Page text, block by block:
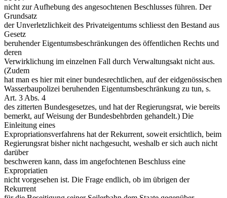
nicht zur Aufhebung des angesochtenen Beschlusses führen. Der
Grundsatz
der Unverletzlichkeit des Privateigentums schliesst den Bestand aus
Gesetz
beruhender Eigentumsbeschränkungen des öffentlichen Rechts und
deren
Verwirklichung im einzelnen Fall durch Verwaltungsakt nicht aus.
(Zudem
hat man es hier mit einer bundesrechtlichen, auf der eidgenössischen
Wasserbaupolizei beruhenden Eigentumsbeschränkung zu tun, s.
Art. 3 Abs. 4
des zitterten Bundesgesetzes, und hat der Regierungsrat, wie bereits
bemerkt, auf Weisung der Bundesbehbrden gehandelt.) Die
Einleitung eines
Expropriationsverfahrens hat der Rekurrent, soweit ersichtlich, beim
Regierungsrat bisher nicht nachgesucht, weshalb er sich auch nicht
darüber
beschweren kann, dass im angefochtenen Beschluss eine
Expropriatien
nicht vorgesehen ist. Die Frage endlich, ob im übrigen der
Rekurrent